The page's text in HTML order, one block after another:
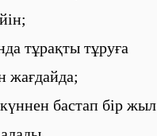
тұрақты тұруға
жағдайда;
бастап бір жыл